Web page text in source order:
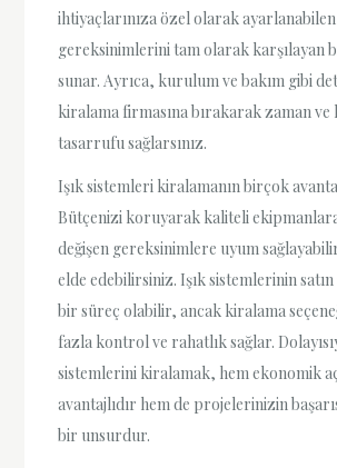
ihtiyaçlarınıza özel olarak
gereksinimlerini tam olarak karşılayan
sunar. Ayrıca, kurulum ve bakım gibi
kiralama firmasına bırakarak zaman ve
tasarrufu sağlarsınız.
Işık sistemleri kiralamanın birçok
Bütçenizi koruyarak kaliteli
değişen gereksinimlere uyum
elde edebilirsiniz. Işık sistemlerinin
bir süreç olabilir, ancak kiralama
fazla kontrol ve rahatlık sağlar.
sistemlerini kiralamak, hem ekonomik
avantajlıdır hem de projelerinizin
bir unsurdur.